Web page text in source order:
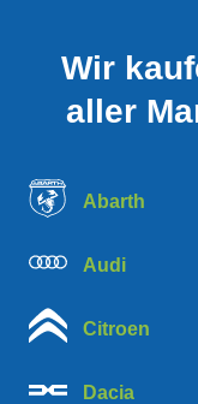
Wir
aller
Abarth
Audi
Citroen
Dacia